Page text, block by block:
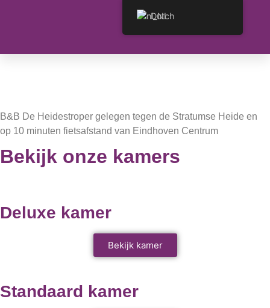
Bed and Breakfast De
Heidestroper
B&B De Heidestroper gelegen tegen de Stratumse Heide en
op 10 minuten fietsafstand van Eindhoven Centrum
Bekijk onze kamers
Deluxe kamer
Bekijk kamer
Standaard kamer
Dutch